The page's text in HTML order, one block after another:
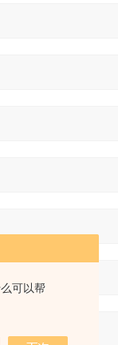
可以帮